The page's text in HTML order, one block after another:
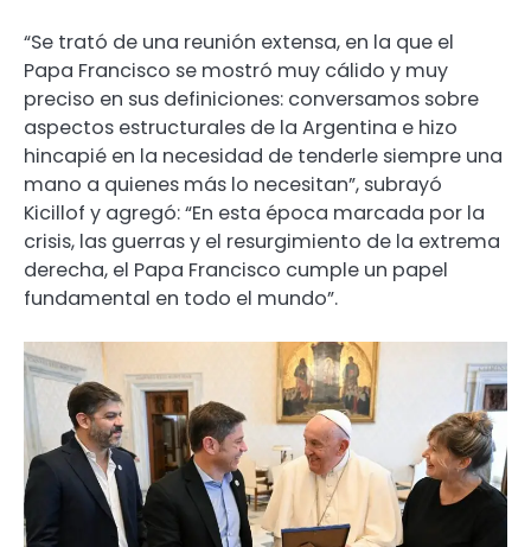
“Se trató de una reunión extensa, en la que el
Papa Francisco se mostró muy cálido y muy
preciso en sus definiciones: conversamos sobre
aspectos estructurales de la Argentina e hizo
hincapié en la necesidad de tenderle siempre una
mano a quienes más lo necesitan”, subrayó
Kicillof y agregó: “En esta época marcada por la
crisis, las guerras y el resurgimiento de la extrema
derecha, el Papa Francisco cumple un papel
fundamental en todo el mundo”.